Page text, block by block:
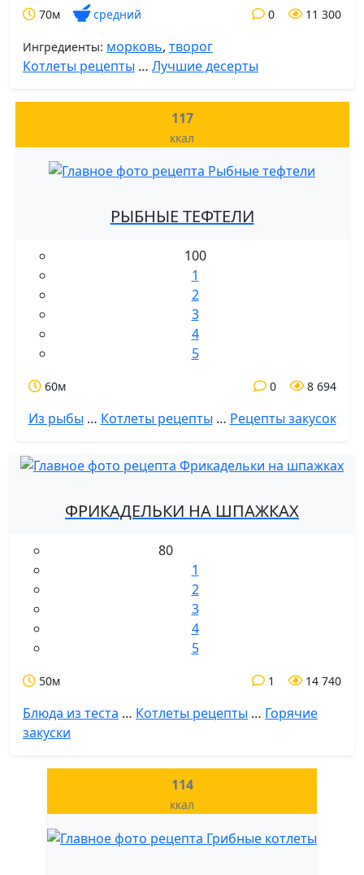
70м средний 11 300
0
Ингредиенты: морковь, творог
Котлеты рецепты … Лучшие десерты
117
ккал
РЫБНЫЕ ТЕФТЕЛИ
100
1
2
3
4
5
60м 8 694
0
Из рыбы … Котлеты рецепты … Рецепты закусок
ФРИКАДЕЛЬКИ НА ШПАЖКАХ
80
1
2
3
4
5
50м 14 740
1
Блюда из теста … Котлеты рецепты … Горячие
закуски
114
ккал